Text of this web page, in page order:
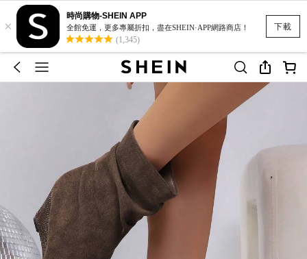
下載
×
時尚購物-SHEIN APP
全館免運，更多專屬折扣，盡在SHEIN·APP網路商店！
(1,345)